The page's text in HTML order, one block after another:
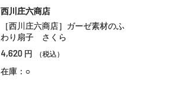
西川庄六商店
［西川庄六商店］ガーゼ素材のふ
わり扇子 さくら
4,620 円 （税込）
在庫：○